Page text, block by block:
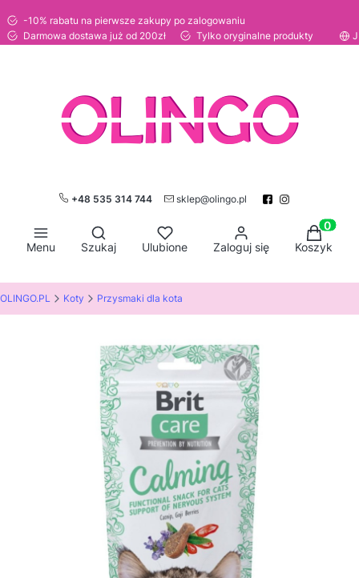
-10% rabatu na pierwsze zakupy po zalogowaniu
Darmowa dostawa już od 200zł
Tylko oryginalne produkty
+48 535 314 744 sklep@olingo.pl
Menu
Otwórz wyszukiwarkę
Szukaj Ulubione Zaloguj się Koszyk
OLINGO.PL Koty Przysmaki dla kota